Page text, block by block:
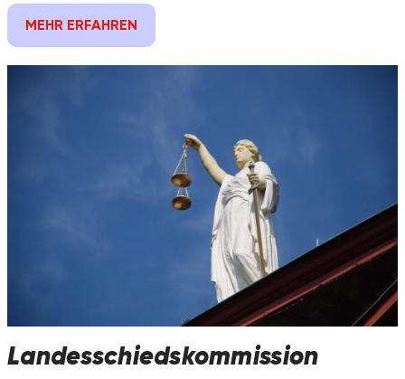
MEHR ERFAHREN
Landesschiedskommission